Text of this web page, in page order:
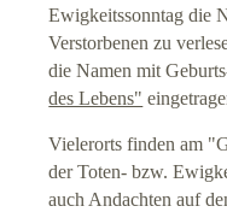
Ewigkeitssonntag die
Verstorbenen zu
die Namen mit
des Lebens"
Vielerorts finden am
der Toten- bzw.
auch Andachten auf